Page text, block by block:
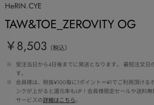
HeRIN.CYE
TAW&TOE_ZEROVITY OG
￥8,503 （税込）
※
受注当日から4日後までに発送となります。 最短注文日
す。
※
会員様は、税抜¥100毎に1ポイント＝¥1でご利用頂ける
ンクが上がると還元率もUP！会員様限定セールや送料
サービスの詳細はこちら。